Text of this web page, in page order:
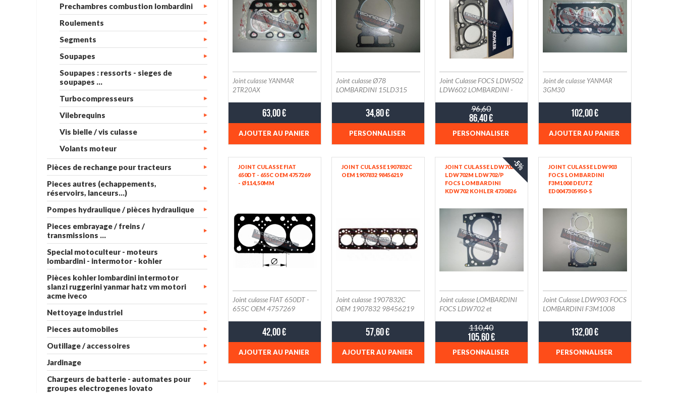
Prechambres combustion lombardini
Roulements
Segments
Soupapes
Soupapes : ressorts - sieges de
soupapes ...
Turbocompresseurs
Vilebrequins
Vis bielle / vis culasse
Volants moteur
Pièces de rechange pour tracteurs
Pieces autres (echappements,
réservoirs, lanceurs...)
Pompes hydraulique / pièces hydraulique
Pieces embrayage / freins /
transmissions ...
Special motoculteur - moteurs
lombardini - intermotor - kohler
Pièces kohler lombardini intermotor
slanzi ruggerini yanmar hatz vm motori
acme iveco
Nettoyage industriel
Pieces automobiles
Outillage / accessoires
Jardinage
Chargeurs de batterie - automates pour
groupes electrogenes lovato
Joint culasse YANMAR
2TR20AX
63,00 €
AJOUTER AU PANIER
ED0047304760-S -
RUGGERINI RY70
Joint culasse Ø78
LOMBARDINI 15LD315
34,80 €
PERSONNALISER
ED0047310580-S (EX.
4730878 ED0047308780-S) ;
4731059 ED0047310590-S
(EX. 4730879
ED0047308790-S) TEMAC
TMC02 -16
Joint Culasse FOCS LDW502
LDW602 LOMBARDINI -
96,60
86,40 €
PERSONNALISER
Joint de culasse YANMAR
3GM30
102,00 €
AJOUTER AU PANIER
JOINT CULASSE FIAT
650DT - 655C OEM 4757269
- Ø114,50MM
Joint culasse FIAT 650DT -
655C OEM 4757269
42,00 €
AJOUTER AU PANIER
JOINT CULASSE 1907832C
OEM 1907832 98456219
Joint culasse 1907832C
OEM 1907832 98456219
57,60 €
AJOUTER AU PANIER
JOINT CULASSE LDW702
LDW702M LDW702/P
FOCS LOMBARDINI
KDW702 KOHLER 4730826
KOHLER ED0047308260-S ;
ED0047308270-S ;
ED0047308280-S
-5%
Joint culasse LOMBARDINI
FOCS LDW702 et
110,40
105,60 €
PERSONNALISER
JOINT CULASSE LDW903
FOCS LOMBARDINI
F3M1008 DEUTZ
ED0047305950-S
Joint Culasse LDW903 FOCS
LOMBARDINI F3M1008
ED0047305960-S
132,00 €
PERSONNALISER